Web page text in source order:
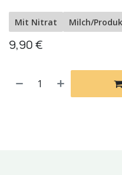
Mit Nitrat Milch/
9,90€